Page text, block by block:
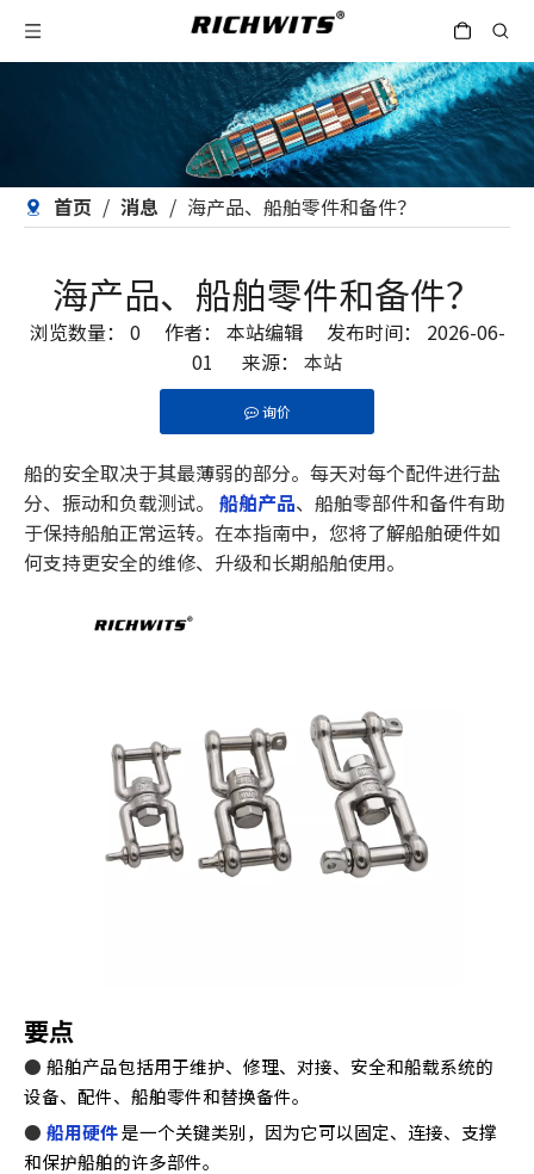
首页 / 消息 / 海产品、船舶零件和备件？
海产品、船舶零件和备件？
浏览数量： 0作者： 本站编辑 发布时间： 2026-06-
01 来源： 本站
询价
船的安全取决于其最薄弱的部分。每天对每个配件进行盐
分、振动和负载测试。 船舶产品、船舶零部件和备件有助
于保持船舶正常运转。在本指南中，您将了解船舶硬件如
何支持更安全的维修、升级和长期船舶使用。
要点
● 船舶产品包括用于维护、修理、对接、安全和船载系统的
设备、配件、船舶零件和替换备件。
● 船用硬件是一个关键类别，因为它可以固定、连接、支撑
和保护船舶的许多部件。